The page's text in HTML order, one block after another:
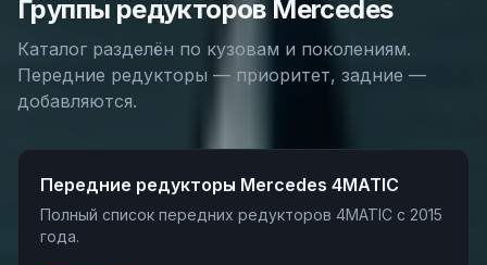
Группы редукторов Mercedes
Каталог разделён по кузовам и поколениям.
Передние редукторы — приоритет, задние —
добавляются.
Передние редукторы Mercedes 4MATIC
Полный список передних редукторов 4MATIC с 2015
года.